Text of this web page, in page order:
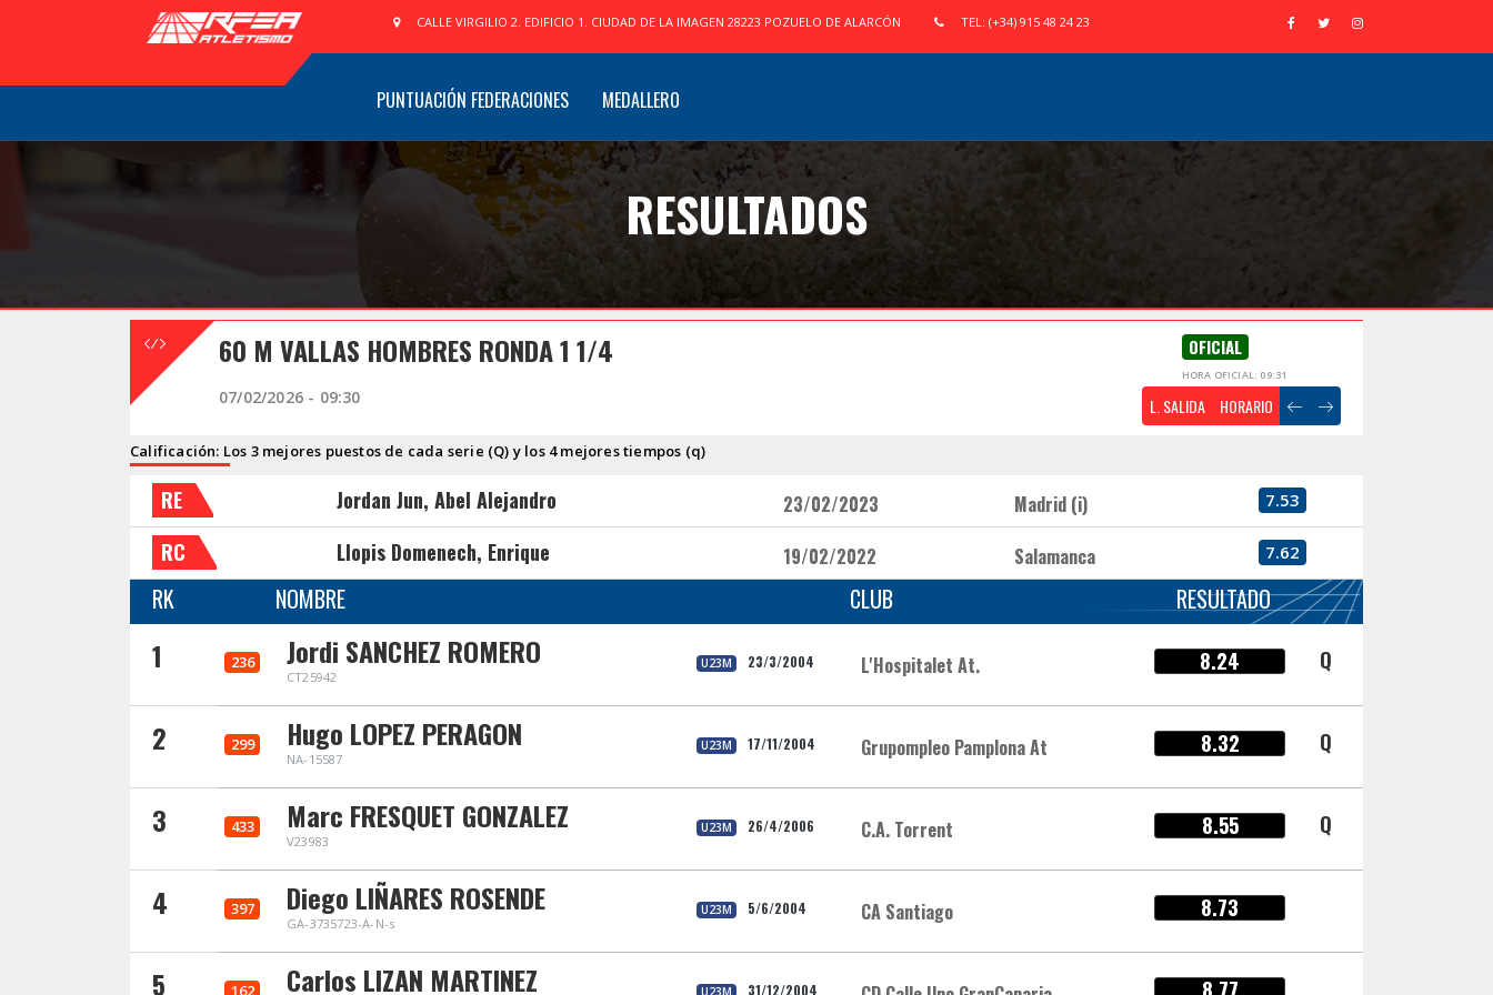
CALLE VIRGILIO 2. EDIFICIO 1. CIUDAD DE LA IMAGEN 28223 POZUELO DE ALARCÓN TEL: (+34) 915 48 24 23
PUNTUACIÓN FEDERACIONES MEDALLERO
RESULTADOS
60 M VALLAS HOMBRES RONDA 1 1/4 OFICIAL
HORA OFICIAL: 09:31
07/02/2026 - 09:30 L. SALIDA HORARIO
Calificación: Los 3 mejores puestos de cada serie (Q) y los 4 mejores tiempos (q)
RE Jordan Jun, Abel Alejandro 23/02/2023 Madrid (i) 7.53
RC Llopis Domenech, Enrique 19/02/2022 Salamanca 7.62
RK NOMBRE CLUB RESULTADO
1 236 Jordi SANCHEZ ROMERO
CT25942
U23M 23/3/2004 L'Hospitalet At. 8.24 Q
2 299 Hugo LOPEZ PERAGON
NA-15587
U23M 17/11/2004 Grupompleo Pamplona At 8.32 Q
3 433 Marc FRESQUET GONZALEZ
V23983
U23M 26/4/2006 C.A. Torrent 8.55 Q
4 397 Diego LIÑARES ROSENDE
GA-3735723-A-N-s
U23M 5/6/2004 CA Santiago 8.73
5 162 Carlos LIZAN MARTINEZ U23M 31/12/2004